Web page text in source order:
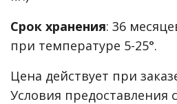
Срок хранения: 36
при температуре 5-25°.
Цена действует при
Условия предоставления